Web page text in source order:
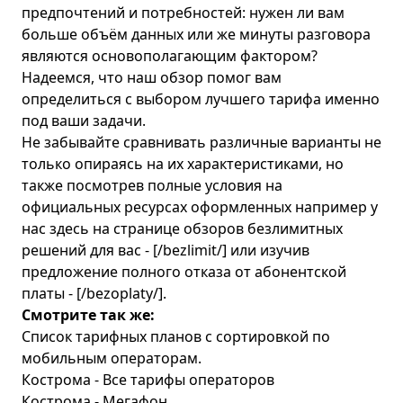
предпочтений и потребностей: нужен ли вам
больше объём данных или же минуты разговора
являются основополагающим фактором?
Надеемся, что наш обзор помог вам
определиться с выбором лучшего тарифа именно
под ваши задачи.
Не забывайте сравнивать различные варианты не
только опираясь на их характеристиками, но
также посмотрев полные условия на
официальных ресурсах оформленных например у
нас здесь на странице обзоров безлимитных
решений для вас - [/bezlimit/] или изучив
предложение полного отказа от абонентской
платы - [/bezoplaty/].
Смотрите так же:
Список тарифных планов с сортировкой по
мобильным операторам.
Кострома - Все тарифы операторов